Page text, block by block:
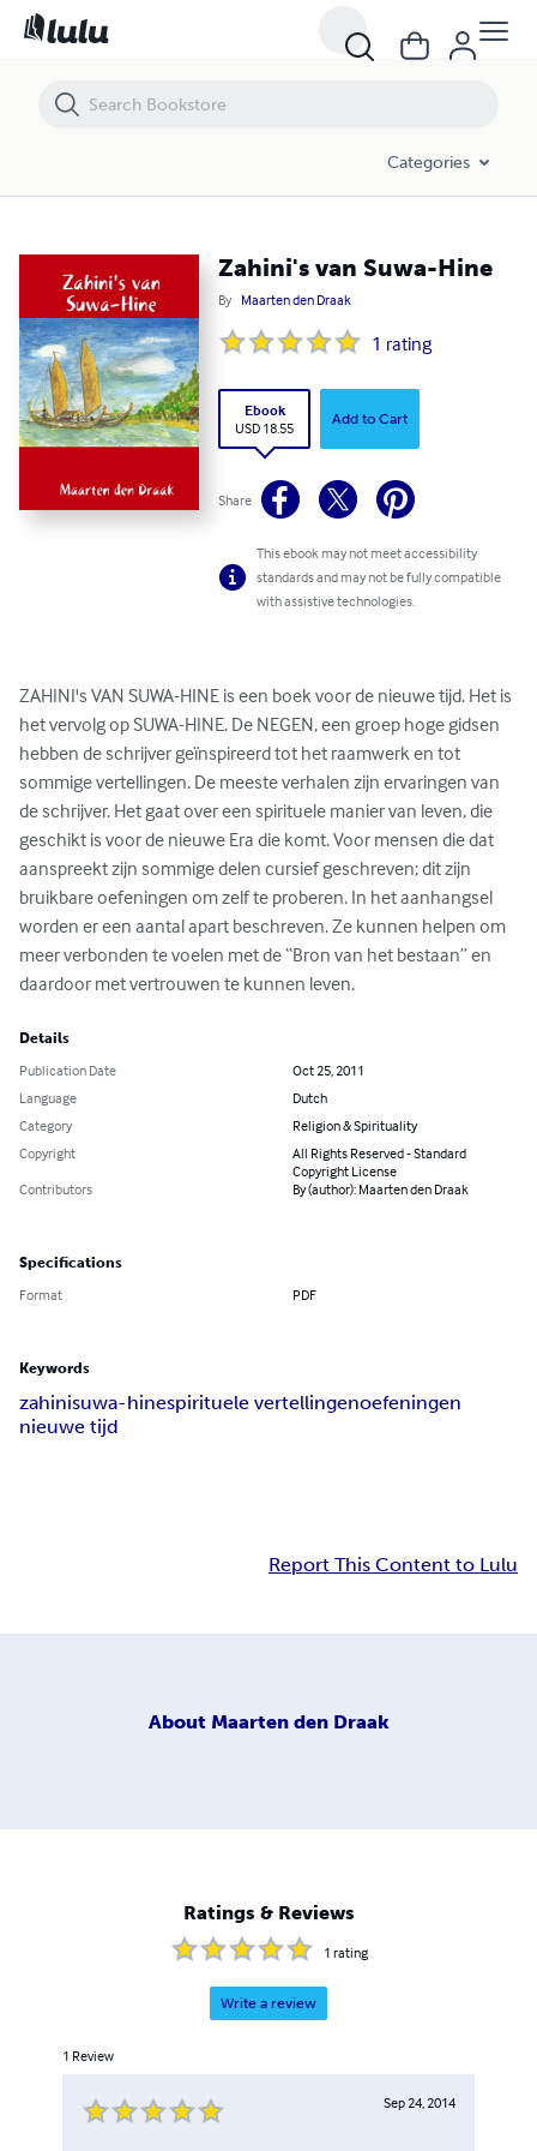
Categories
Zahini's van Suwa-Hine
By Maarten den Draak
1 rating
Ebook
USD 18.55
Add to Cart
Share
This ebook may not meet accessibility
standards and may not be fully compatible
with assistive technologies.
ZAHINI's VAN SUWA-HINE is een boek voor de nieuwe tijd. Het is
het vervolg op SUWA-HINE. De NEGEN, een groep hoge gidsen
hebben de schrijver geïnspireerd tot het raamwerk en tot
sommige vertellingen. De meeste verhalen zijn ervaringen van
de schrijver. Het gaat over een spirituele manier van leven, die
geschikt is voor de nieuwe Era die komt. Voor mensen die dat
aanspreekt zijn sommige delen cursief geschreven; dit zijn
bruikbare oefeningen om zelf te proberen. In het aanhangsel
worden er een aantal apart beschreven. Ze kunnen helpen om
meer verbonden te voelen met de “Bron van het bestaan” en
daardoor met vertrouwen te kunnen leven.
Details
Publication Date
Oct 25, 2011
Language
Dutch
Category
Religion & Spirituality
Copyright
All Rights Reserved - Standard
Copyright License
Contributors
By (author): Maarten den Draak
Specifications
Format PDF
Keywords
zahinisuwa-hinespirituele vertellingenoefeningen
nieuwe tijd
Report This Content to Lulu
About Maarten den Draak
Ratings & Reviews
1 rating
Write a review
1 Review
Sep 24, 2014
Zahini's van Suwa-Hine